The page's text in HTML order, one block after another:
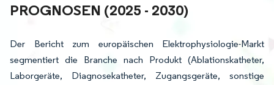
ROGNOSEN (2025 - 2030)
Der Bericht zum europäischen Elektrophysiologie-Markt
segmentiert die Branche nach Produkt (Ablationskatheter,
Laborgeräte, Diagnosekatheter, Zugangsgeräte, sonstige